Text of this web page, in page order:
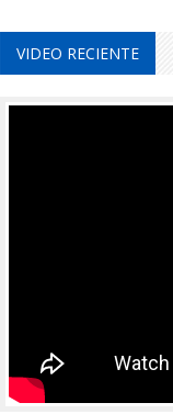
VIDEO RECIENTE